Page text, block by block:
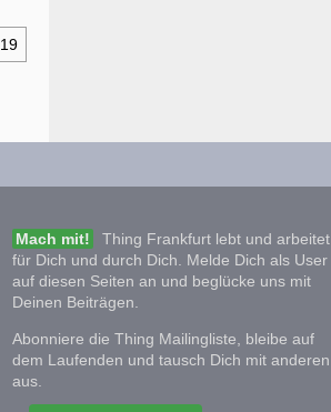
19
Mach mit!
Thing Frankfurt lebt und arbeitet
für Dich und durch Dich. Melde Dich als User
auf diesen Seiten an und beglücke uns mit
Deinen Beiträgen.
Abonniere die Thing Mailingliste, bleibe auf
dem Laufenden und tausch Dich mit anderen
aus.